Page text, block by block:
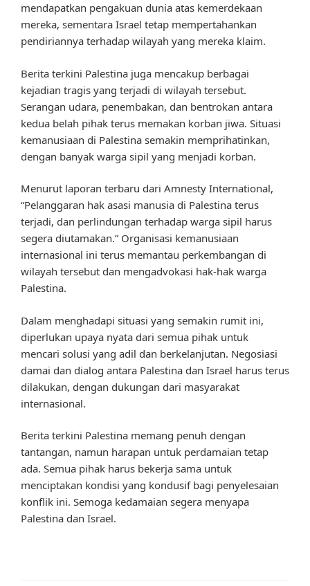
mendapatkan pengakuan dunia atas kemerdekaan
mereka, sementara Israel tetap mempertahankan
pendiriannya terhadap wilayah yang mereka klaim.
Berita terkini Palestina juga mencakup berbagai
kejadian tragis yang terjadi di wilayah tersebut.
Serangan udara, penembakan, dan bentrokan antara
kedua belah pihak terus memakan korban jiwa. Situasi
kemanusiaan di Palestina semakin memprihatinkan,
dengan banyak warga sipil yang menjadi korban.
Menurut laporan terbaru dari Amnesty International,
“Pelanggaran hak asasi manusia di Palestina terus
terjadi, dan perlindungan terhadap warga sipil harus
segera diutamakan.” Organisasi kemanusiaan
internasional ini terus memantau perkembangan di
wilayah tersebut dan mengadvokasi hak-hak warga
Palestina.
Dalam menghadapi situasi yang semakin rumit ini,
diperlukan upaya nyata dari semua pihak untuk
mencari solusi yang adil dan berkelanjutan. Negosiasi
damai dan dialog antara Palestina dan Israel harus terus
dilakukan, dengan dukungan dari masyarakat
internasional.
Berita terkini Palestina memang penuh dengan
tantangan, namun harapan untuk perdamaian tetap
ada. Semua pihak harus bekerja sama untuk
menciptakan kondisi yang kondusif bagi penyelesaian
konflik ini. Semoga kedamaian segera menyapa
Palestina dan Israel.